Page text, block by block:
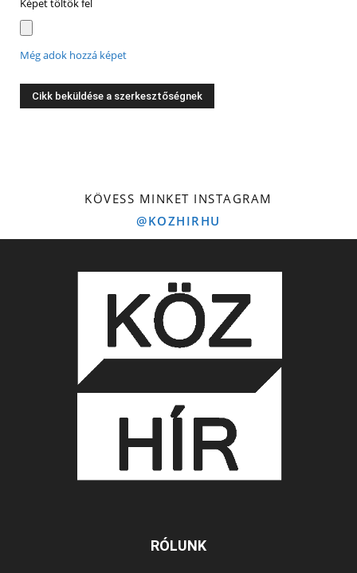
Képet töltök fel
Még adok hozzá képet
KÖVESS MINKET INSTAGRAM
@KOZHIRHU
RÓLUNK